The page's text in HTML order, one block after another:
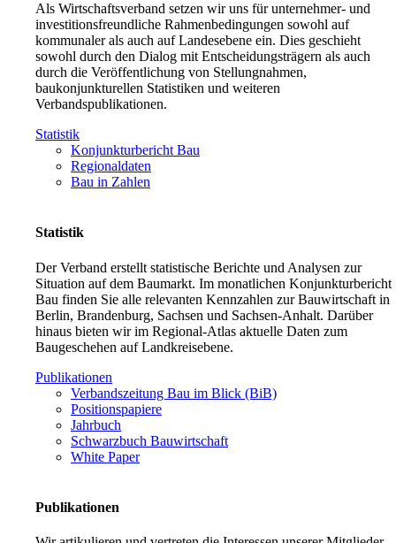
Als Wirtschaftsverband setzen wir uns für unternehmer- und
investitionsfreundliche Rahmenbedingungen sowohl auf
kommunaler als auch auf Landesebene ein. Dies geschieht
sowohl durch den Dialog mit Entscheidungsträgern als auch
durch die Veröffentlichung von Stellungnahmen,
baukonjunkturellen Statistiken und weiteren
Verbandspublikationen.
Statistik
Konjunkturbericht Bau
Regionaldaten
Bau in Zahlen
Statistik
Der Verband erstellt statistische Berichte und Analysen zur
Situation auf dem Baumarkt. Im monatlichen Konjunkturbericht
Bau finden Sie alle relevanten Kennzahlen zur Bauwirtschaft in
Berlin, Brandenburg, Sachsen und Sachsen-Anhalt. Darüber
hinaus bieten wir im Regional-Atlas aktuelle Daten zum
Baugeschehen auf Landkreisebene.
Publikationen
Verbandszeitung Bau im Blick (BiB)
Positionspapiere
Jahrbuch
Schwarzbuch Bauwirtschaft
White Paper
Publikationen